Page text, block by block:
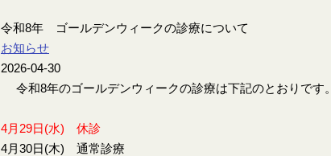
令和8年 ゴールデンウィークの診療について
お知らせ
2026-04-30
令和8年のゴールデンウィークの診療は下記のとおりです。
4月29日(水) 休診
4月30日(木) 通常診療